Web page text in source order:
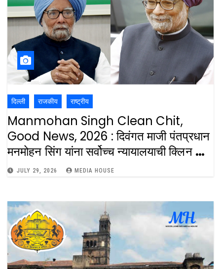
दिल्ली राजकीय राष्ट्रीय
Manmohan Singh Clean Chit,
Good News, 2026 : दिवंगत माजी पंतप्रधान
मनमोहन सिंग यांना सर्वोच्च न्यायालयाची क्लिन चिट
: The Supreme Court Gave Clean
Manmohan Singh
JULY 29, 2026 MEDIA HOUSE